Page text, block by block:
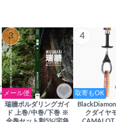
3
メール便
瑞牆ボルダリングガイ
ド 上巻/中巻/下巻 ※
4
取寄もOK
クダイヤ